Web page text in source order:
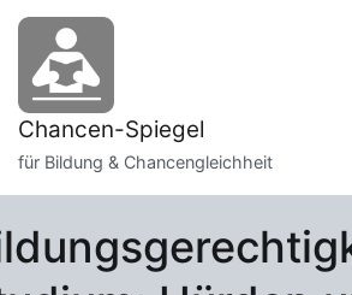
Zum
springen
Chancen-Spiegel
für Bildung & Chancengleichheit